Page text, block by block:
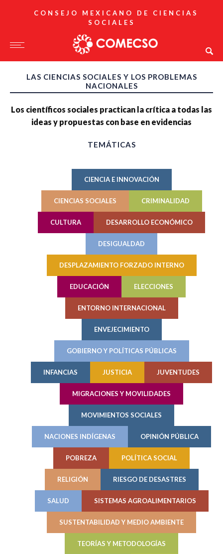
CONSEJO MEXICANO DE CIENCIAS
SOCIALES
LAS CIENCIAS SOCIALES Y LOS PROBLEMAS
NACIONALES
Los científicos sociales practican la crítica a todas las
ideas y propuestas con base en evidencias
TEMÁTICAS
CIENCIA E INNOVACIÓN
CIENCIAS SOCIALES CRIMINALIDAD
CULTURA DESARROLLO ECONÓMICO
DESIGUALDAD
DESPLAZAMIENTO FORZADO INTERNO
EDUCACIÓN ELECCIONES
ENTORNO INTERNACIONAL
ENVEJECIMIENTO
GOBIERNO Y POLÍTICAS PÚBLICAS
INFANCIAS JUSTICIA JUVENTUDES
MIGRACIONES Y MOVILIDADES
MOVIMIENTOS SOCIALES
NACIONES INDÍGENAS OPINIÓN PÚBLICA
POBREZA POLÍTICA SOCIAL
RELIGIÓN RIESGO DE DESASTRES
SALUD SISTEMAS AGROALIMENTARIOS
SUSTENTABILIDAD Y MEDIO AMBIENTE
TEORÍAS Y METODOLOGÍAS